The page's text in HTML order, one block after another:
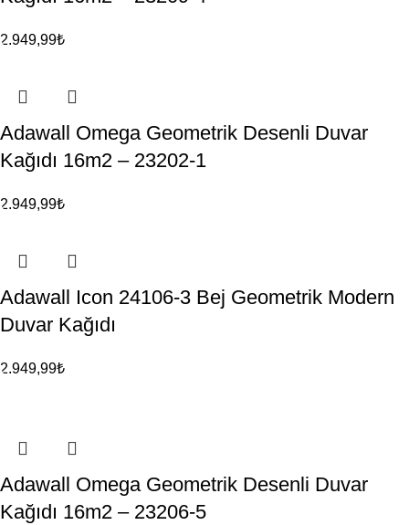
2.949,99₺
Adawall Omega Geometrik Desenli Duvar
Kağıdı 16m2 – 23202-1
2.949,99₺
Adawall Icon 24106-3 Bej Geometrik Modern
Duvar Kağıdı
2.949,99₺
Adawall Omega Geometrik Desenli Duvar
Kağıdı 16m2 – 23206-5